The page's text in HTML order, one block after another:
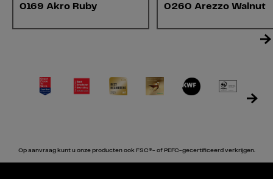
0169 Akro Ruby 0260 Arezzo Walnut
Op aanvraag kunt u onze producten ook FSC®- of PEFC-gecertificeerd verkrijgen.